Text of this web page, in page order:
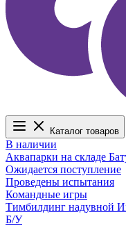
Каталог товаров
В наличии
Аквапарки на складе
Ожидается поступление
Проведены испытания
Командные игры
Тимбилдинг надувной
Б/У